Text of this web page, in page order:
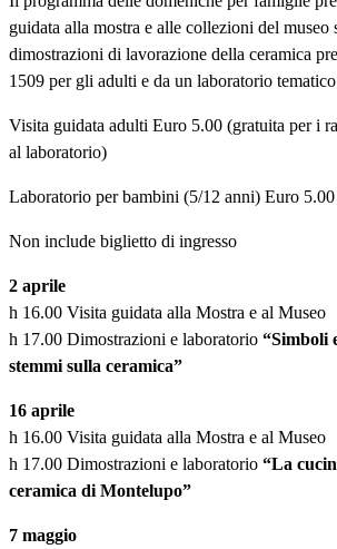
guidata alla mostra e alle collezioni del museo
dimostrazioni di lavorazione della ceramica
1509 per gli adulti e da un laboratorio
Visita guidata adulti Euro 5.00 (gratuita per i
al laboratorio)
Laboratorio per bambini (5/12 anni) Euro 5.00
Non include biglietto di ingresso
2 aprile
h 16.00 Visita guidata alla Mostra e al Museo
h 17.00 Dimostrazioni e laboratorio “Simboli
stemmi sulla ceramica”
16 aprile
h 16.00 Visita guidata alla Mostra e al Museo
h 17.00 Dimostrazioni e laboratorio “La
ceramica di Montelupo”
7 maggio